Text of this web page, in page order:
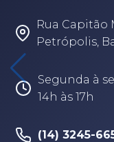
Rua Capitão
Petrópolis,
Segunda à
14h às 17h
(14) 3245-